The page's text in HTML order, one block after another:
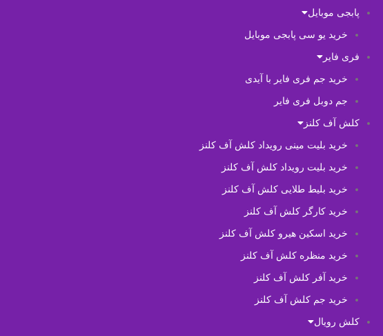
پابجی موبایل
خرید یو سی پابجی موبایل
فری فایر
خرید جم فری فایر با آیدی
جم دوبل فری فایر
کلش آف کلنز
خرید بلیت مینی رویداد کلش آف کلنز
خرید بلیت رویداد کلش آف کلنز
خرید بلیط طلایی کلش آف کلنز
خرید کارگر کلش آف کلنز
خرید اسکین هیرو کلش آف کلنز
خرید منظره کلش آف کلنز
خرید آفر کلش آف کلنز
خرید جم کلش آف کلنز
کلش رویال